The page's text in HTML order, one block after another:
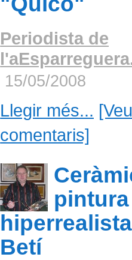
Periodista de
15/05/2008
Llegir més...
comentaris]
pintura
Betí